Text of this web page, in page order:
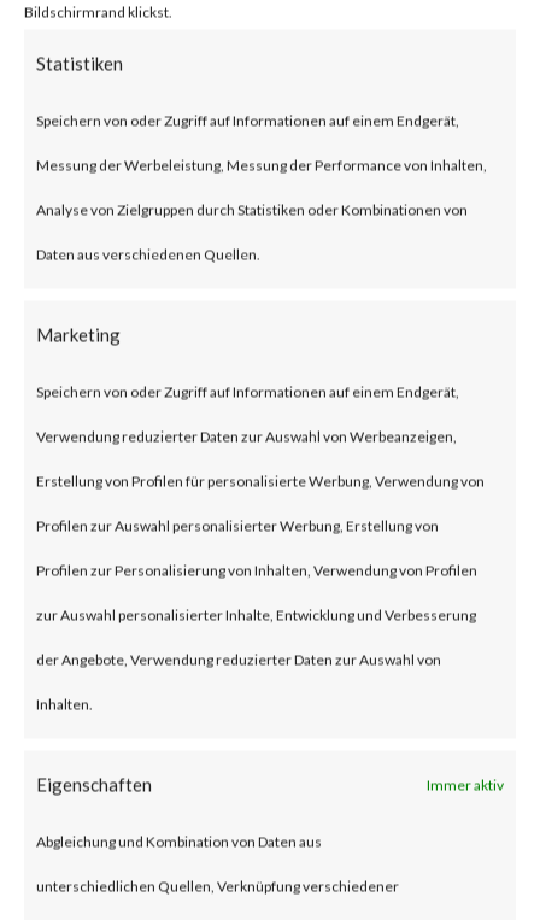
Bildschirmrand klickst.
Statistiken
Speichern von oder Zugriff auf Informationen auf einem Endgerät,
Messung der Werbeleistung, Messung der Performance von Inhalten,
Analyse von Zielgruppen durch Statistiken oder Kombinationen von
Daten aus verschiedenen Quellen.
Marketing
Speichern von oder Zugriff auf Informationen auf einem Endgerät,
Verwendung reduzierter Daten zur Auswahl von Werbeanzeigen,
Erstellung von Profilen für personalisierte Werbung, Verwendung von
Profilen zur Auswahl personalisierter Werbung, Erstellung von
Profilen zur Personalisierung von Inhalten, Verwendung von Profilen
zur Auswahl personalisierter Inhalte, Entwicklung und Verbesserung
der Angebote, Verwendung reduzierter Daten zur Auswahl von
Inhalten.
Eigenschaften Immer aktiv
Abgleichung und Kombination von Daten aus
unterschiedlichen Quellen, Verknüpfung verschiedener
von|16. Feb. 2024
Facebook 0
What is the Vulnerability?
Ivanti recently published an
Connect Secure (ICS) and Ivanti
Policy Secure Gateways (CVE-
2023-46805 and CVE-2024-
21887). The vulnerabilities are
an authentication bypass and
command injection
vulnerabilities, respectively in
the web component of affected
vendor advisory, when chained
together, exploiting these
vulnerabilities when chained